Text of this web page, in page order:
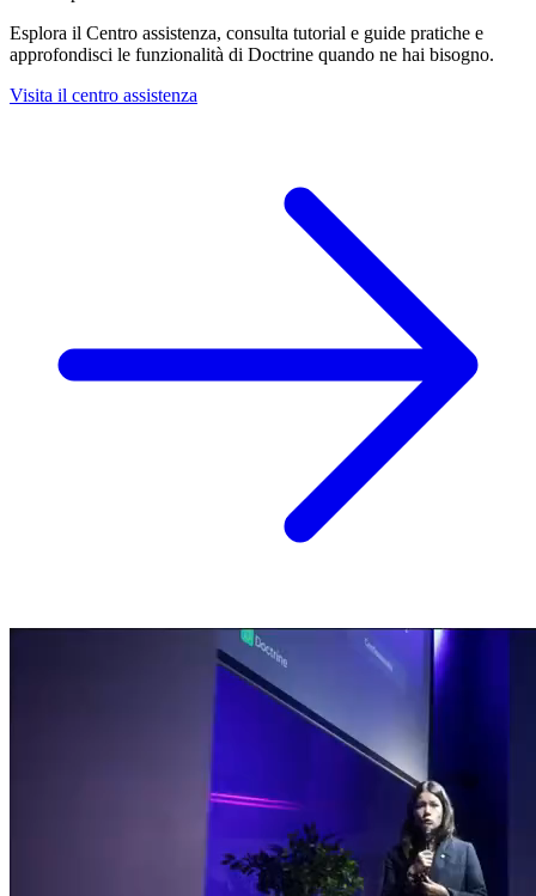
Esplora il Centro assistenza, consulta tutorial e guide pratiche e
approfondisci le funzionalità di Doctrine quando ne hai bisogno.
Visita il centro assistenza